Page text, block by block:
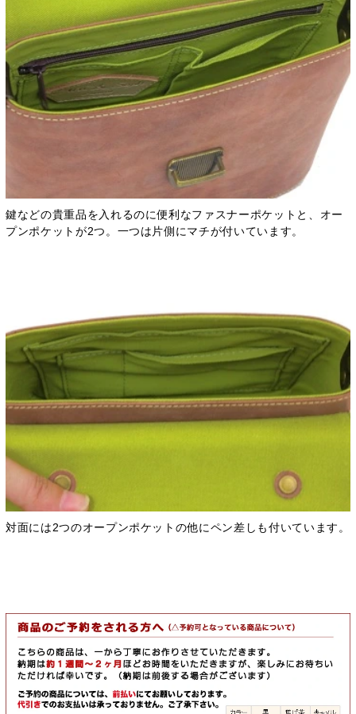
鍵などの貴重品を入れるのに便利なファスナーポケットと、オー
プンポケットが2つ。一つは片側にマチが付いています。
対面には2つのオープンポケットの他にペン差しも付いています。